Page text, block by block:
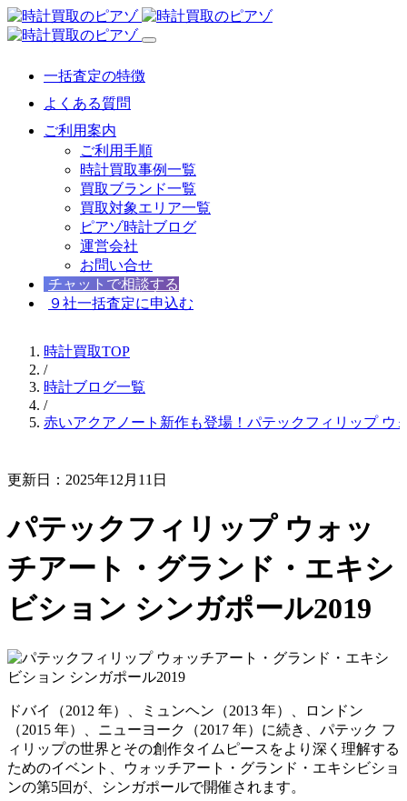
一括査定の特徴
よくある質問
ご利用案内
ご利用手順
時計買取事例一覧
買取ブランド一覧
買取対象エリア一覧
ピアゾ時計ブログ
運営会社
お問い合せ
チャットで相談する
９社一括査定に申込む
時計買取TOP
/
時計ブログ一覧
/
赤いアクアノート新作も登場！パテックフィリップ ウ
更新日：2025年12月11日
パテックフィリップ ウォッ
チアート・グランド・エキシ
ビション シンガポール2019
ドバイ（2012 年）、ミュンヘン（2013 年）、ロンドン
（2015 年）、ニューヨーク（2017 年）に続き、パテック フ
ィリップの世界とその創作タイムピースをより深く理解する
ためのイベント、ウォッチアート・グランド・エキシビショ
ンの第5回が、シンガポールで開催されます。